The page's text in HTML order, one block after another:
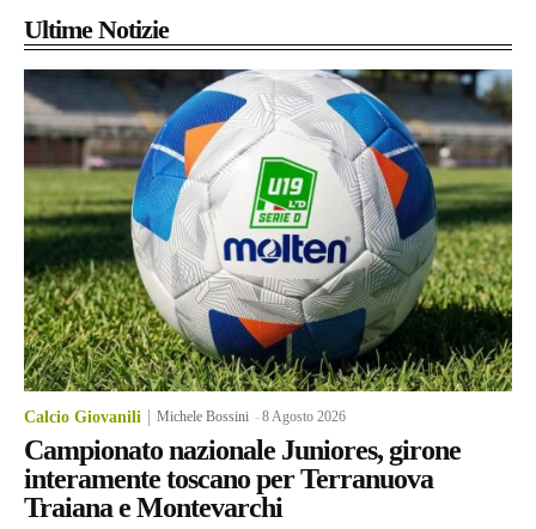
Ultime Notizie
Calcio Giovanili Michele Bossini -8 Agosto 2026
Campionato nazionale Juniores, girone
interamente toscano per Terranuova
Traiana e Montevarchi